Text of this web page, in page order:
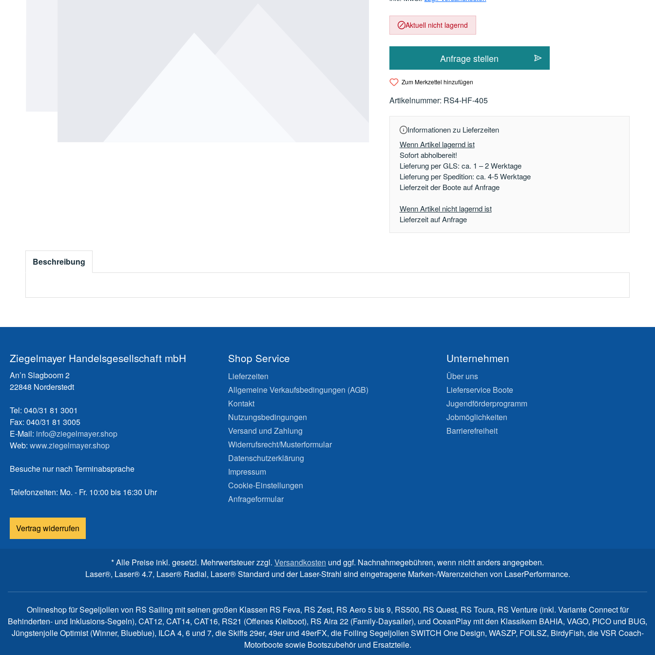
Aktuell nicht lagernd
Anfrage stellen
Zum Merkzettel hinzufügen
Artikelnummer: RS4-HF-405
Informationen zu Lieferzeiten
Wenn Artikel lagernd ist
Sofort abholbereit!
Lieferung per GLS: ca. 1 – 2 Werktage
Lieferung per Spedition: ca. 4-5 Werktage
Lieferzeit der Boote auf Anfrage
Wenn Artikel nicht lagernd ist
Lieferzeit auf Anfrage
Beschreibung
Ziegelmayer Handelsgesellschaft mbH
An’n Slagboom 2
22848 Norderstedt
Tel: 040/31 81 3001
Fax: 040/31 81 3005
E-Mail: info@ziegelmayer.shop
Web: www.ziegelmayer.shop
Besuche nur nach Terminabsprache
Telefonzeiten: Mo. - Fr. 10:00 bis 16:30 Uhr
Vertrag widerrufen
Shop Service
Lieferzeiten
Allgemeine Verkaufsbedingungen (AGB)
Kontakt
Nutzungsbedingungen
Versand und Zahlung
Widerrufsrecht/Musterformular
Datenschutzerklärung
Impressum
Cookie-Einstellungen
Anfrageformular
Unternehmen
Über uns
Lieferservice Boote
Jugendförderprogramm
Jobmöglichkeiten
Barrierefreiheit
* Alle Preise inkl. gesetzl. Mehrwertsteuer zzgl. Versandkosten und ggf. Nachnahmegebühren, wenn nicht anders angegeben.
Laser®, Laser® 4.7, Laser® Radial, Laser® Standard und der Laser-Strahl sind eingetragene Marken-/Warenzeichen von LaserPerformance.
Onlineshop für Segeljollen von RS Sailing mit seinen großen Klassen RS Feva, RS Zest, RS Aero 5 bis 9, RS500, RS Quest, RS Toura, RS Venture (inkl. Variante Connect für
Behinderten- und Inklusions-Segeln), CAT12, CAT14, CAT16, RS21 (Offenes Kielboot), RS Aira 22 (Family-Daysailer), und OceanPlay mit den Klassikern BAHIA, VAGO, PICO und BUG,
Jüngstenjolle Optimist (Winner, Blueblue), ILCA 4, 6 und 7, die Skiffs 29er, 49er und 49erFX, die Foiling Segeljollen SWITCH One Design, WASZP, FOILSZ, BirdyFish, die VSR Coach-
Motorboote sowie Bootszubehör und Ersatzteile.